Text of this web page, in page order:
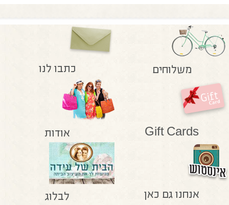
משלוחים כתבו לנו
Gift Cards אודות
אנחנו גם כאן לבלוג